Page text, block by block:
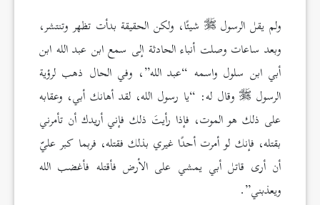
ولم يقل الرسول
شيئًا، ولكن الحقيقة بدأت تظهر وتنتشر،
وبعد ساعات وصلت أنباء الحادثة إلى سمع ابن عبد الله ابن
أبي ابن سلول واسمه “عبد الله”، وفي الحال ذهب لرؤية
الرسول
وقال له: “يا رسول الله، لقد أهانك أبي، وعقابه
على ذلك هو الموت، فإذا رأيتَ ذلك فإني أريدك أن تأمرني
بقتله، فإنك لو أمرت أحدًا غيري بذلك فقتله، فربما كبر عليّ
أن أرى قاتل أبي يمشي على الأرض فأقتله فأغضب الله
ويعذبني”.